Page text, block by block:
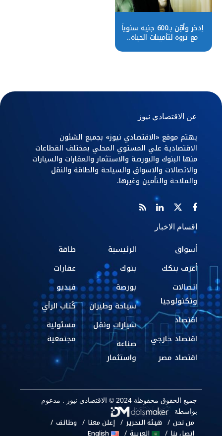
اِدخر وأمِّن بـ600 جنيه سنوياً
مع ثروة لتأمينات الحياة..
عن الاقتصادي نيوز
يهتم موقع «الاقتصادي نيوز» بجميع الشئون
الاقتصادية علي المستوي المحلي بمختلف القطاعات
منها البنوك والبورصة والاستثمار والعقارات والسيارات
والاتصالات والاسواق والسياحة والطاقة والنقل
والملاحة والتأمين وغيرها.
اقسام الاخبار
أسواق
أعرف بنكك
اتصالات
وتكنولوجيا
اقتصاد
اقتصاد خارجي
اقتصاد مصر
الرئيسية
بنوك
بورصة
سياحة وطيران
سيارات ونقل
صناعة
واستثمار
طاقة
عقارات
فيديو
كُتاب الرأي
مسئولية
مجتمعية
جميع الحقوق محفوظة 2024 © الاقتصادي نيوز . مدعوم
بواسطة
من نحن هيئة التحرير إعلن معنا
وظائف
اتصل بنا
العربية English